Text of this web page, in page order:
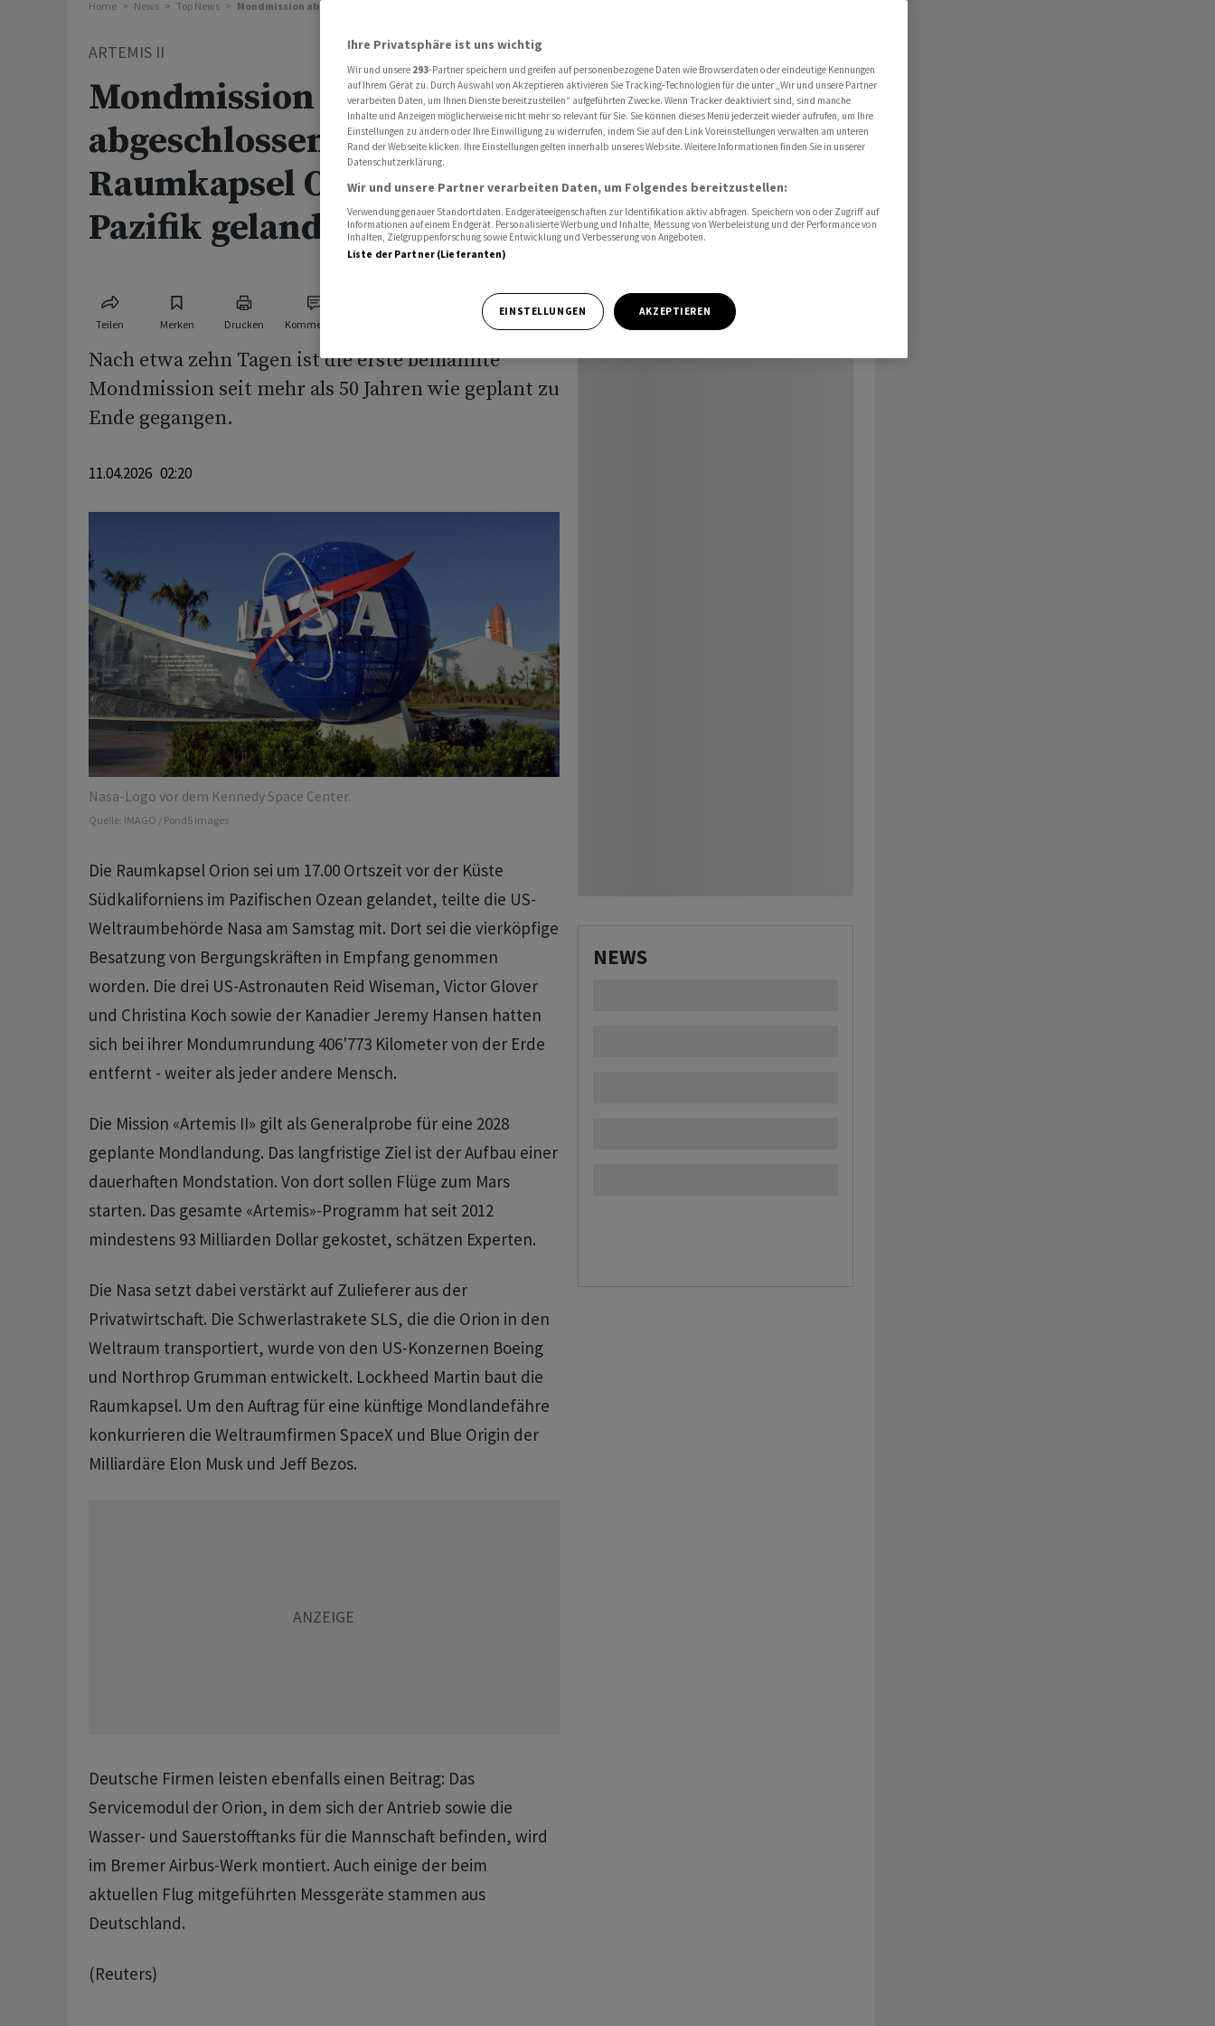
Home News Top News Mondmission abgeschlossen - Raumkapsel Orion im Pazifik gelandet
ARTEMIS II
Mondmission
abgeschlossen -
Raumkapsel Orion im
Pazifik gelandet
Teilen Merken Drucken Kommentare
Nach etwa zehn Tagen ist die erste bemannte
Mondmission seit mehr als 50 Jahren wie geplant ‌zu
⁠Ende gegangen.
11.04.2026 02:20
Nasa-Logo vor dem Kennedy Space Center.
Quelle: IMAGO / Pond5 Images
Die Raumkapsel Orion sei um 17.00 Ortszeit vor ⁠der Küste
Südkaliforniens im Pazifischen Ozean gelandet, teilte die US-
Weltraumbehörde Nasa am ‌Samstag mit. Dort sei die vierköpfige
Besatzung ‌von Bergungskräften in Empfang genommen ​
worden. Die drei US-Astronauten Reid Wiseman, Victor Glover
und Christina Koch sowie der Kanadier Jeremy Hansen hatten
sich bei ihrer Mondumrundung 406'773 Kilometer von der Erde
entfernt - weiter als jeder ‌andere Mensch.
Die Mission «Artemis II» gilt als Generalprobe für eine 2028
geplante Mondlandung. Das langfristige Ziel ist der Aufbau einer
dauerhaften Mondstation. ​Von dort sollen Flüge zum Mars
starten. Das ​gesamte «Artemis»-Programm hat seit 2012
mindestens ​93 Milliarden Dollar gekostet, schätzen Experten.
Die Nasa setzt dabei verstärkt auf Zulieferer ‌aus der
Privatwirtschaft. Die Schwerlastrakete SLS, die die Orion in den
Weltraum transportiert, wurde von den US-Konzernen Boeing
und Northrop Grumman entwickelt. ​Lockheed ​Martin baut die
Raumkapsel. Um ⁠den Auftrag für eine künftige Mondlandefähre
konkurrieren ​die Weltraumfirmen SpaceX ⁠und Blue Origin der
Milliardäre Elon Musk und Jeff Bezos.
Deutsche ‌Firmen leisten ebenfalls einen Beitrag: Das
Servicemodul der Orion, in dem sich der Antrieb sowie die
Wasser- ‌und Sauerstofftanks für die Mannschaft befinden, wird ​
im Bremer Airbus-Werk montiert. Auch einige der beim
aktuellen Flug mitgeführten Messgeräte stammen aus
Deutschland.
(Reuters)
NEWS
Ihre Privatsphäre ist uns wichtig
Wir und unsere 293-Partner speichern und greifen auf personenbezogene Daten wie Browserdaten oder eindeutige Kennungen
auf Ihrem Gerät zu. Durch Auswahl von Akzeptieren aktivieren Sie Tracking-Technologien für die unter „Wir und unsere Partner
verarbeiten Daten, um Ihnen Dienste bereitzustellen“ aufgeführten Zwecke. Wenn Tracker deaktiviert sind, sind manche
Inhalte und Anzeigen möglicherweise nicht mehr so relevant für Sie. Sie können dieses Menü jederzeit wieder aufrufen, um Ihre
Einstellungen zu ändern oder Ihre Einwilligung zu widerrufen, indem Sie auf den Link Voreinstellungen verwalten am unteren
Rand der Webseite klicken. Ihre Einstellungen gelten innerhalb unseres Website. Weitere Informationen finden Sie in unserer
Datenschutzerklärung.
Wir und unsere Partner verarbeiten Daten, um Folgendes bereitzustellen:
Verwendung genauer Standortdaten. Endgeräteeigenschaften zur Identifikation aktiv abfragen. Speichern von oder Zugriff auf
Informationen auf einem Endgerät. Personalisierte Werbung und Inhalte, Messung von Werbeleistung und der Performance von
Inhalten, Zielgruppenforschung sowie Entwicklung und Verbesserung von Angeboten.
Liste der Partner (Lieferanten)
EINSTELLUNGEN AKZEPTIEREN